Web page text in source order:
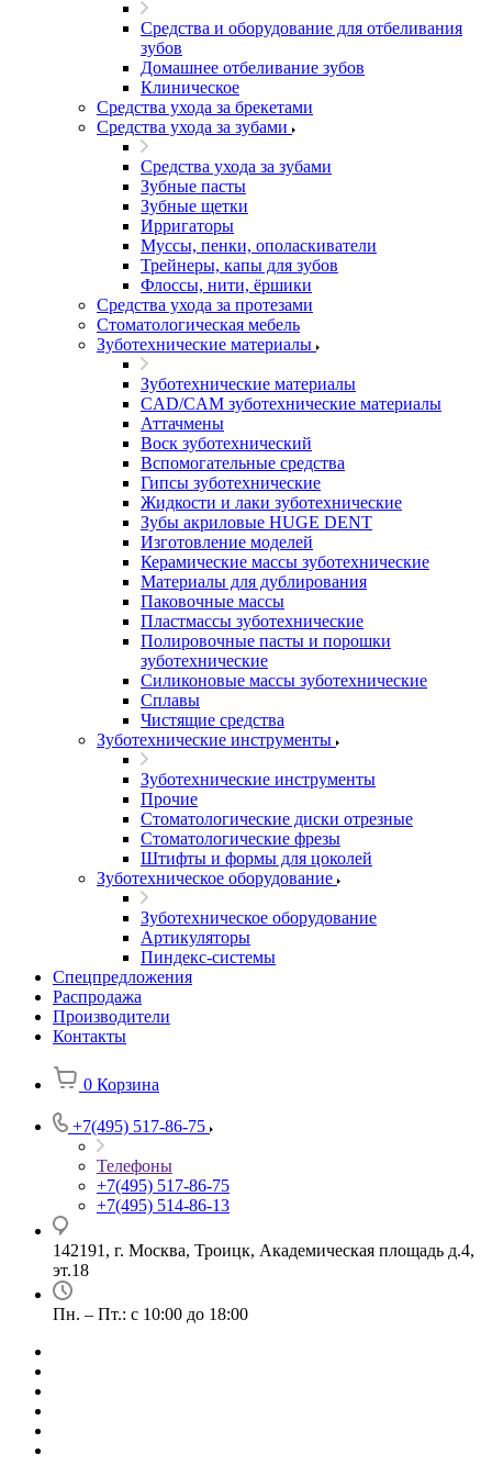
Средства и оборудование для отбеливания
зубов
Домашнее отбеливание зубов
Клиническое
Средства ухода за брекетами
Средства ухода за зубами
Средства ухода за зубами
Зубные пасты
Зубные щетки
Ирригаторы
Муссы, пенки, ополаскиватели
Трейнеры, капы для зубов
Флоссы, нити, ёршики
Средства ухода за протезами
Стоматологическая мебель
Зуботехнические материалы
Зуботехнические материалы
CAD/CAM зуботехнические материалы
Аттачмены
Воск зуботехнический
Вспомогательные средства
Гипсы зуботехнические
Жидкости и лаки зуботехнические
Зубы акриловые HUGE DENT
Изготовление моделей
Керамические массы зуботехнические
Материалы для дублирования
Паковочные массы
Пластмассы зуботехнические
Полировочные пасты и порошки
зуботехнические
Силиконовые массы зуботехнические
Сплавы
Чистящие средства
Зуботехнические инструменты
Зуботехнические инструменты
Прочие
Стоматологические диски отрезные
Стоматологические фрезы
Штифты и формы для цоколей
Зуботехническое оборудование
Зуботехническое оборудование
Артикуляторы
Пиндекс-системы
Спецпредложения
Распродажа
Производители
Контакты
0 Корзина
+7(495) 517-86-75
Телефоны
+7(495) 517-86-75
+7(495) 514-86-13
142191, г. Москва, Троицк, Академическая площадь д.4,
эт.18
Пн. – Пт.: с 10:00 до 18:00